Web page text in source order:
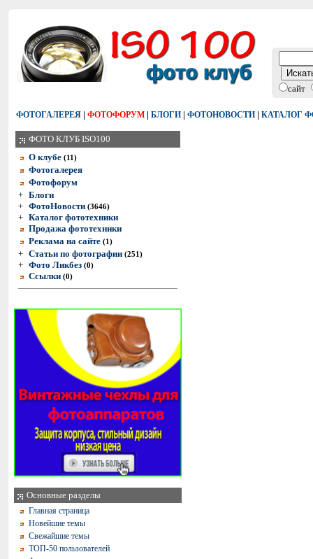
сайт
ФОТОГАЛЕРЕЯ | ФОТОФОРУМ | БЛОГИ | ФОТОНОВОСТИ | КАТАЛОГ
ФОТО КЛУБ ISO100
О клубе (11)
Фотогалерея
Фотофорум
+ Блоги
+ ФотоНовости (3646)
+ Каталог фототехники
Продажа фототехники
Реклама на сайте (1)
+ Статьи по фотографии (251)
+ Фото Ликбез (0)
Ссылки (0)
Основные разделы
Главная страница
Новейшие темы
Свежайшие темы
ТОП-50 пользователей